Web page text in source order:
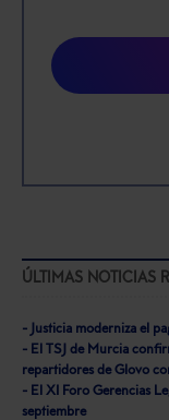
ÚLTIMAS NOTICIAS
- Justicia moderniza el
- El TSJ de Murcia
repartidores de Glovo
- El XI Foro Gerencias
septiembre